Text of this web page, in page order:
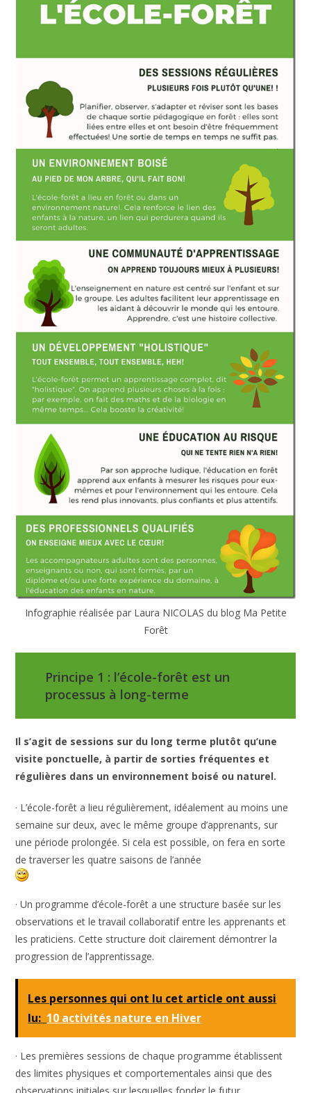
Infographie réalisée par Laura NICOLAS du blog Ma Petite
Forêt
Principe 1 : l’école-forêt est un
processus à long-terme
Il s’agit de sessions sur du long terme plutôt qu’une
visite ponctuelle, à partir de sorties fréquentes et
régulières dans un environnement boisé ou naturel.
· L’école-forêt a lieu régulièrement, idéalement au moins une
semaine sur deux, avec le même groupe d’apprenants, sur
une période prolongée. Si cela est possible, on fera en sorte
de traverser les quatre saisons de l’année
· Un programme d’école-forêt a une structure basée sur les
observations et le travail collaboratif entre les apprenants et
les praticiens. Cette structure doit clairement démontrer la
progression de l’apprentissage.
Les personnes qui ont lu cet article ont aussi
lu: 10 activités nature en Hiver
· Les premières sessions de chaque programme établissent
des limites physiques et comportementales ainsi que des